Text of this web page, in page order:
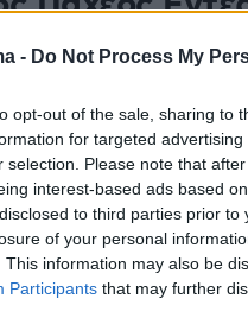
- Do Not Process My
opt-out of the sale, sharing to
for targeted
selection. Please note that
interest-based ads based
to third parties prior
of your personal
This information may also be
Participants that may further
που αυξάνει
αποκαλύπτει τα
παχέος εντέρου αλλά και
δράση